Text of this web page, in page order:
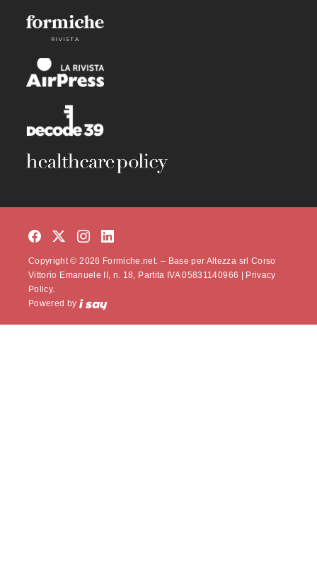
Copyright © 2026 Formiche.net. – Base per Altezza srl Corso
Vittorio Emanuele II, n. 18, Partita IVA 05831140966 |
Privacy
Policy.
Powered by